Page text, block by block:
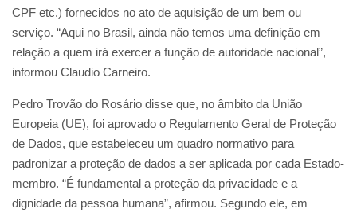
CPF etc.) fornecidos no ato de aquisição de um bem ou
serviço. “Aqui no Brasil, ainda não temos uma definição em
relação a quem irá exercer a função de autoridade nacional”,
informou Claudio Carneiro.
Pedro Trovão do Rosário disse que, no âmbito da União
Europeia (UE), foi aprovado o Regulamento Geral de Proteção
de Dados, que estabeleceu um quadro normativo para
padronizar a proteção de dados a ser aplicada por cada Estado-
membro. “É fundamental a proteção da privacidade e a
dignidade da pessoa humana”, afirmou. Segundo ele, em